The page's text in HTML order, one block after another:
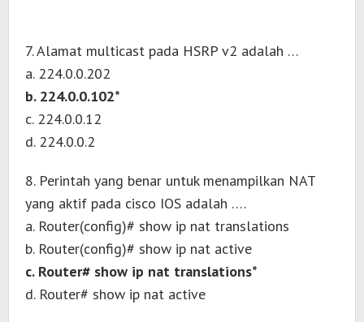
7. Alamat multicast pada HSRP v2 adalah …
a. 224.0.0.202
b. 224.0.0.102*
c. 224.0.0.12
d. 224.0.0.2
8. Perintah yang benar untuk menampilkan NAT
yang aktif pada cisco IOS adalah ….
a. Router(config)# show ip nat translations
b. Router(config)# show ip nat active
c. Router# show ip nat translations*
d. Router# show ip nat active